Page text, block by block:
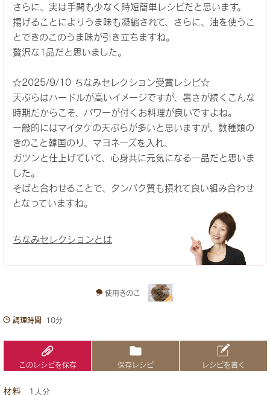
さらに、実は手間も少なく時短簡単レシピだと思います。
揚げることによりうま味も凝縮されて、さらに、油を使うこ
とできのこのうま味が引き立ちますね。
贅沢な1品だと思いました。
☆2025/9/10 ちなみセレクション受賞レシピ☆
天ぷらはハードルが高いイメージですが、暑さが続くこんな
時期だからこそ、パワーが付くお料理が良いですよね。
一般的にはマイタケの天ぷらが多いと思いますが、数種類の
きのこと韓国のり、マヨネーズを入れ、
ガツンと仕上げていて、心身共に元気になる一品だと思いま
した。
そばと合わせることで、タンパク質も摂れて良い組み合わせ
となっていますね。
ちなみセレクションとは
使用きのこ
調理時間 10分
このレシピを保存 保存レシピ レシピを書く
材料 1人分